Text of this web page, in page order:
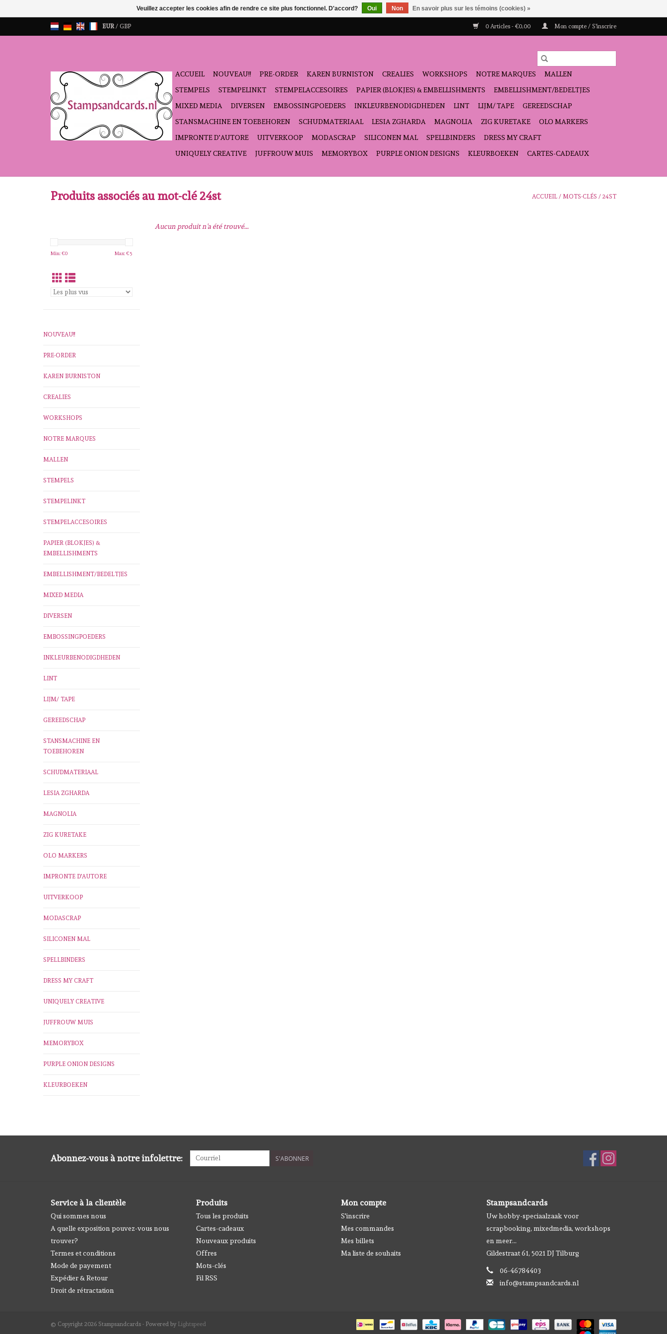
EUR/ GBP 0 Articles - €0,00 Mon compte / S'inscrire
ACCUEIL NOUVEAU!! PRE-ORDER KAREN BURNISTON CREALIES WORKSHOPS NOTRE MARQUES
MALLEN
STEMPELS
STEMPELINKT STEMPELACCESOIRES PAPIER (BLOKJES) & EMBELLISHMENTS
EMBELLISHMENT/BEDELTJES
MIXED MEDIA
DIVERSEN EMBOSSINGPOEDERS INKLEURBENODIGDHEDEN LINT LIJM/ TAPE
GEREEDSCHAP
STANSMACHINE EN TOEBEHOREN
SCHUDMATERIAAL LESIA ZGHARDA MAGNOLIA ZIG KURETAKE
OLO MARKERS
IMPRONTE D'AUTORE
UITVERKOOP MODASCRAP SILICONEN MAL SPELLBINDERS
DRESS MY CRAFT
UNIQUELY CREATIVE
JUFFROUW MUIS MEMORYBOX PURPLE ONION DESIGNS KLEURBOEKEN CARTES-CADEAUX
Produits associés au mot-clé 24st ACCUEIL / MOTS-CLÉS / 24ST
Min: €0 Max: €5
NOUVEAU!!
PRE-ORDER
KAREN BURNISTON
CREALIES
WORKSHOPS
NOTRE MARQUES
MALLEN
STEMPELS
STEMPELINKT
STEMPELACCESOIRES
PAPIER (BLOKJES) &
EMBELLISHMENTS
EMBELLISHMENT/BEDELTJES
MIXED MEDIA
DIVERSEN
EMBOSSINGPOEDERS
INKLEURBENODIGDHEDEN
LINT
LIJM/ TAPE
GEREEDSCHAP
STANSMACHINE EN
TOEBEHOREN
SCHUDMATERIAAL
LESIA ZGHARDA
MAGNOLIA
ZIG KURETAKE
OLO MARKERS
IMPRONTE D'AUTORE
UITVERKOOP
MODASCRAP
SILICONEN MAL
SPELLBINDERS
DRESS MY CRAFT
UNIQUELY CREATIVE
JUFFROUW MUIS
MEMORYBOX
PURPLE ONION DESIGNS
KLEURBOEKEN
Aucun produit n'a été trouvé...
Abonnez-vous à notre infolettre: S'ABONNER
Service à la clientèle
Qui sommes nous
A quelle exposition pouvez-vous nous
trouver?
Termes et conditions
Mode de payement
Expédier & Retour
Droit de rétractation
Produits
Tous les produits
Cartes-cadeaux
Nouveaux produits
Offres
Mots-clés
Fil RSS
Mon compte
S'inscrire
Mes commandes
Mes billets
Ma liste de souhaits
Stampsandcards
Uw hobby-speciaalzaak voor
scrapbooking, mixedmedia, workshops
en meer...
Gildestraat 61, 5021 DJ Tilburg
06-46784403
info@stampsandcards.nl
© Copyright 2026 Stampsandcards - Powered by Lightspeed
Veuillez accepter les cookies afin de rendre ce site plus fonctionnel. D'accord? Oui Non En savoir plus sur les témoins (cookies) »